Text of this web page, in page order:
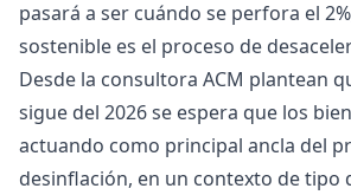
pasará a ser cuándo se perfora el
sostenible es el proceso de
Desde la consultora ACM plantean
sigue del 2026 se espera que los
actuando como principal ancla del
desinflación, en un contexto de tipo